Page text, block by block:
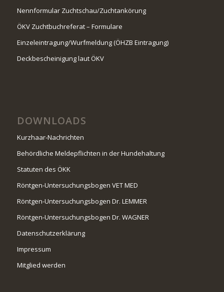
Nennformular Zuchtschau/Zuchtankörung
ÖKV Zuchtbuchreferat – Formulare
Einzeleintragung/Wurfmeldung (ÖHZB Eintragung)
Deckbescheinigung laut ÖKV
DOWNLOADS
Kurzhaar-Nachrichten
Behördliche Meldepflichten in der Hundehaltung
Statuten des ÖKK
Röntgen-Untersuchungsbogen VET MED
Röntgen-Untersuchungsbogen Dr. LEMMER
Röntgen-Untersuchungsbogen Dr. WAGNER
Datenschutzerklärung
Impressum
Mitglied werden